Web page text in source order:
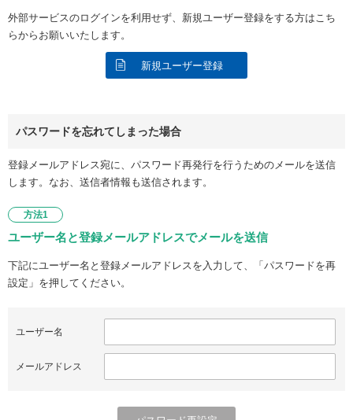
外部サービスのログインを利用せず、新規ユーザー登録をする方はこち
らからお願いいたします。
新規ユーザー登録
パスワードを忘れてしまった場合
登録メールアドレス宛に、パスワード再発行を行うためのメールを送信
します。なお、送信者情報も送信されます。
方法1
ユーザー名と登録メールアドレスでメールを送信
下記にユーザー名と登録メールアドレスを入力して、「パスワードを再
設定」を押してください。
ユーザー名
メールアドレス